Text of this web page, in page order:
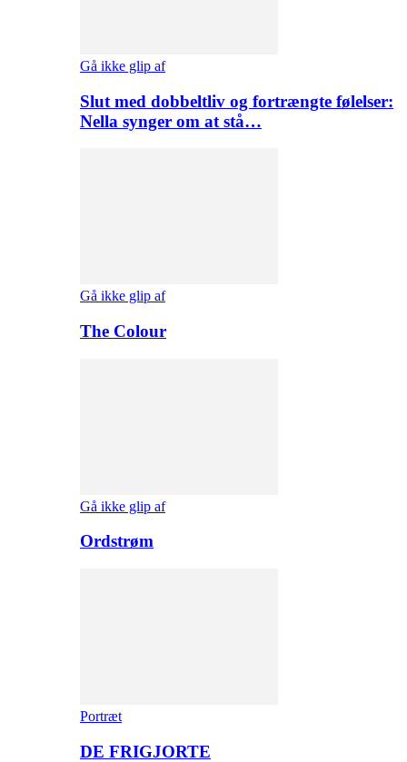
Gå ikke glip af
Slut med dobbeltliv og fortrængte følelser:
Nella synger om at stå…
Gå ikke glip af
The Colour
Gå ikke glip af
Ordstrøm
Portræt
DE FRIGJORTE